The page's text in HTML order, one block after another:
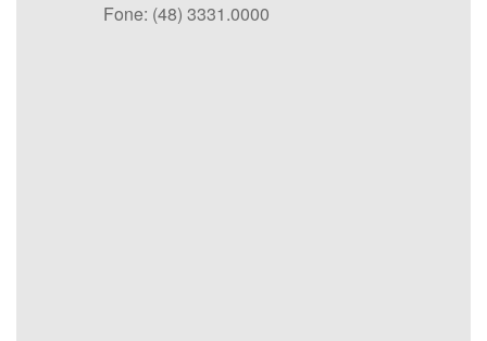
Fone: (48) 3331.0000